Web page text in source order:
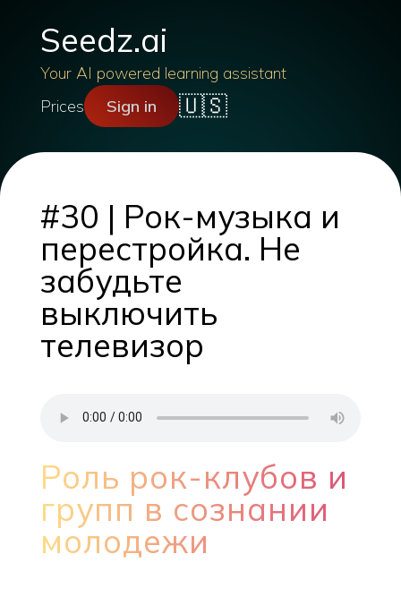
Seedz.ai
Your AI powered learning assistant
Prices
Sign in 🇺🇸
#30 | Рок-музыка и
перестройка. Не
забудьте
выключить
телевизор
Роль рок-клубов и
групп в сознании
молодежи